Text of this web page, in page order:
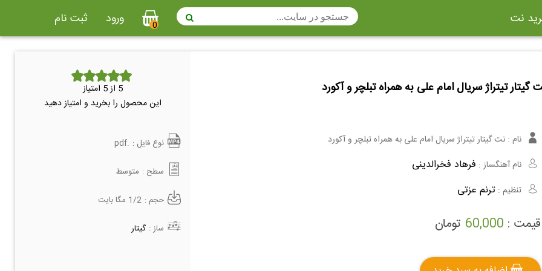
نت
سه تار
تار
گلوکن اشپیل ویبرافون
کنترباس
نی هفت بند وکال
ویولا
ثبت نام ورود 0
گیتار تیتراژ سریال امام علی به همراه تبلچر و آکورد
نام : نت گیتار تیتراژ سریال امام علی به همراه تبلچر و آکورد
نام آهنگساز : فرهاد فخرالدینی
تنظیم : ترنم عزتی
قیمت : 60,000 تومان
5 از 5 امتیاز
این محصول را بخرید و امتیاز دهید
نوع فایل : .pdf
سطح : متوسط
حجم : 1/2 مگا بایت
ساز : گیتار